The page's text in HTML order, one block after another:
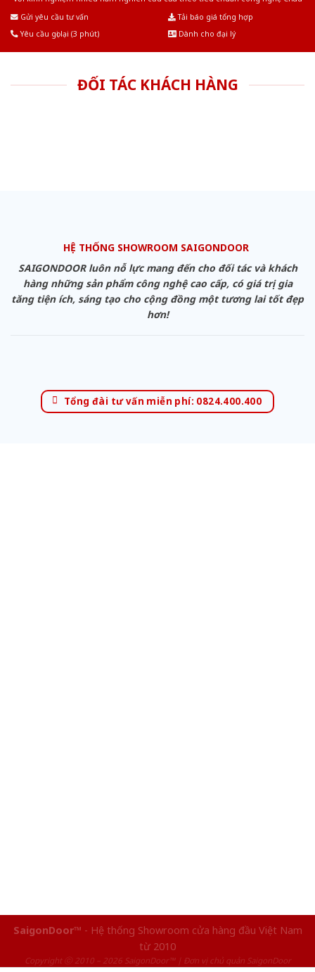
Gửi yêu cầu tư vấn
Tải báo giá tổng hợp
Yêu cầu gọi lại (3 phút)
Dành cho đại lý
ĐỐI TÁC KHÁCH HÀNG
HỆ THỐNG SHOWROOM SAIGONDOOR
SAIGONDOOR luôn nỗ lực mang đến cho đối tác và khách
hàng những sản phẩm công nghệ cao cấp, có giá trị gia
tăng tiện ích, sáng tạo cho cộng đồng một tương lai tốt đẹp
hơn!
Tổng đài tư vấn miễn phí: 0824.400.400
SaigonDoor™ - Hệ thống Showroom cửa hàng đầu Việt Nam
từ 2010
Copyright ⓒ 2010 – 2026 SaigonDoor™ | Đơn vị chủ quản SaigonDoor